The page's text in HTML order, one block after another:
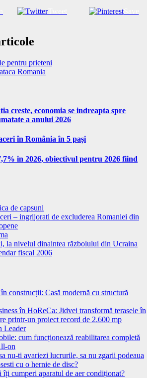
Tweet Save
pentru prieteni
Romania
creste, economia se indreapta spre
a anului 2026
în România în 5 pași
in 2026, obiectivul pentru 2026 fiind
de capsuni
– ingrijorati de excluderea Romaniei din
la nivelul dinaintea războiului din Ucraina
fiscal 2006
construcții: Casă modernă cu structură
în HoReCa: Jidvei transformă terasele în
printr-un proiect record de 2.600 mp
Leader
cum funcționează reabilitarea completă
on
nu-ti avariezi lucrurile, sa nu zgarii podeaua
cu o hernie de disc?
îți cumperi aparatul de aer condiționat?